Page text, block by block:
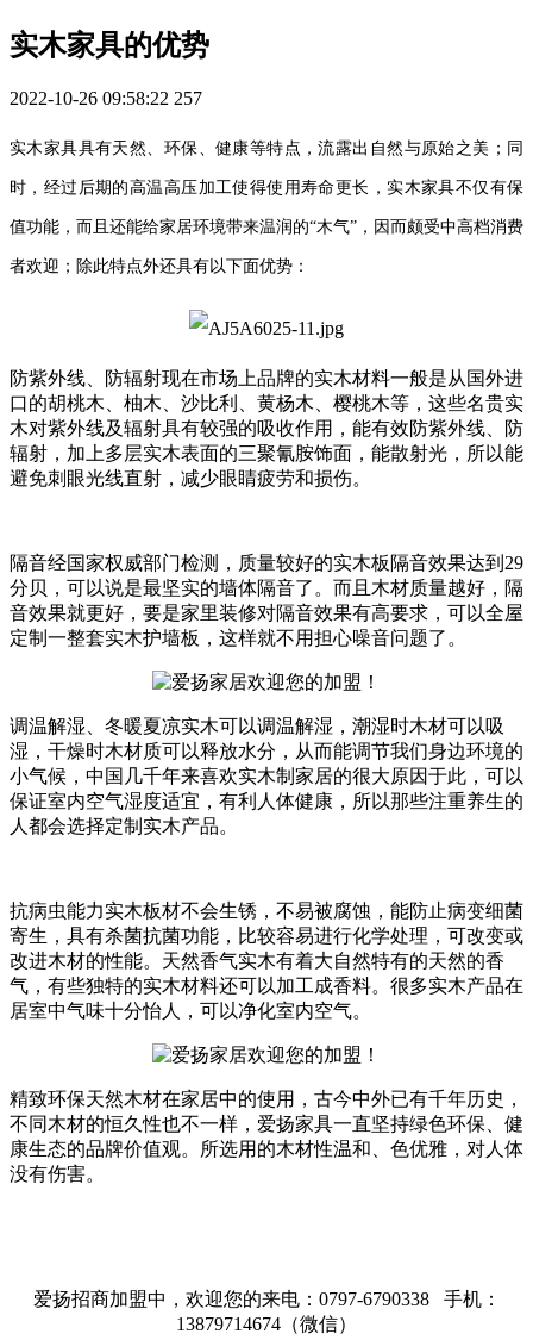
实木家具的优势
2022-10-26 09:58:22 257
实木家具具有天然、环保、健康等特点，流露出自然与原始之美；同
时，经过后期的高温高压加工使得使用寿命更长，实木家具不仅有保
值功能，而且还能给家居环境带来温润的“木气”，因而颇受中高档消费
者欢迎；除此特点外还具有以下面优势：
防紫外线、防辐射现在市场上品牌的实木材料一般是从国外进
口的胡桃木、柚木、沙比利、黄杨木、樱桃木等，这些名贵实
木对紫外线及辐射具有较强的吸收作用，能有效防紫外线、防
辐射，加上多层实木表面的三聚氰胺饰面，能散射光，所以能
避免刺眼光线直射，减少眼睛疲劳和损伤。
隔音经国家权威部门检测，质量较好的实木板隔音效果达到29
分贝，可以说是最坚实的墙体隔音了。而且木材质量越好，隔
音效果就更好，要是家里装修对隔音效果有高要求，可以全屋
定制一整套实木护墙板，这样就不用担心噪音问题了。
调温解湿、冬暖夏凉实木可以调温解湿，潮湿时木材可以吸
湿，干燥时木材质可以释放水分，从而能调节我们身边环境的
小气候，中国几千年来喜欢实木制家居的很大原因于此，可以
保证室内空气湿度适宜，有利人体健康，所以那些注重养生的
人都会选择定制实木产品。
抗病虫能力实木板材不会生锈，不易被腐蚀，能防止病变细菌
寄生，具有杀菌抗菌功能，比较容易进行化学处理，可改变或
改进木材的性能。天然香气实木有着大自然特有的天然的香
气，有些独特的实木材料还可以加工成香料。很多实木产品在
居室中气味十分怡人，可以净化室内空气。
精致环保天然木材在家居中的使用，古今中外已有千年历史，
不同木材的恒久性也不一样，爱扬家具一直坚持绿色环保、健
康生态的品牌价值观。所选用的木材性温和、色优雅，对人体
没有伤害。
爱扬招商加盟中，欢迎您的来电：0797-6790338 手机：
13879714674（微信）